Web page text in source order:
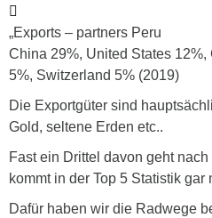
„Exports – partners Peru
China 29%, United States
5%, Switzerland 5% (2019)
Die Exportgüter sind
Gold, seltene Erden etc..
Fast ein Drittel davon geht
kommt in der Top 5 Statistik gar
Dafür haben wir die Radwege